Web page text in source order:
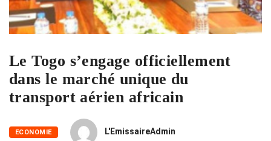
Le Togo s’engage officiellement
dans le marché unique du
transport aérien africain
ECONOMIE L'EmissaireAdmin